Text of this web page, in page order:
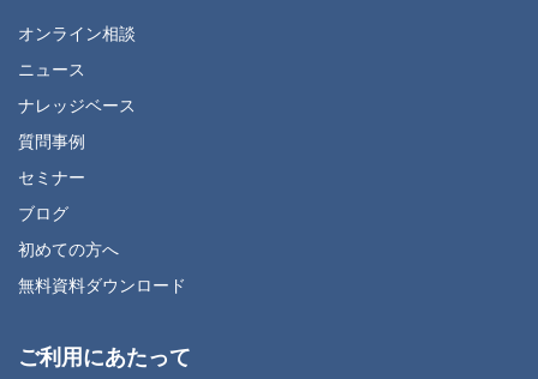
オンライン相談
ニュース
ナレッジベース
質問事例
セミナー
ブログ
初めての方へ
無料資料ダウンロード
ご利用にあたって